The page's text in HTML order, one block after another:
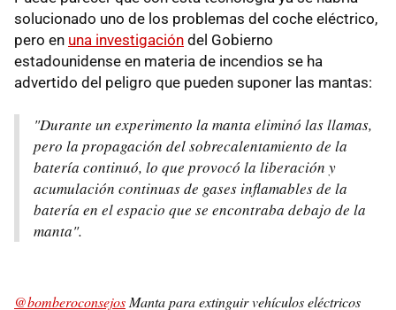
solucionado uno de los problemas del coche eléctrico,
pero en una investigación del Gobierno
estadounidense en materia de incendios se ha
advertido del peligro que pueden suponer las mantas:
"Durante un experimento la manta eliminó las llamas,
pero la propagación del sobrecalentamiento de la
batería continuó, lo que provocó la liberación y
acumulación continuas de gases inflamables de la
batería en el espacio que se encontraba debajo de la
manta".
@bomberoconsejosManta para extinguir vehículos eléctricos